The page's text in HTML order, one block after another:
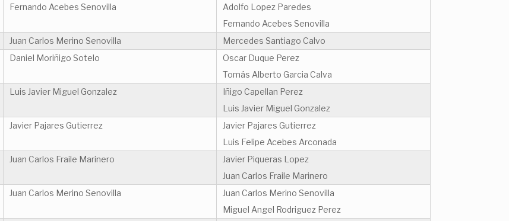
Fernando Acebes Senovilla
Adolfo Lopez Paredes
Fernando Acebes Senovilla
Juan Carlos Merino Senovilla
Mercedes Santiago Calvo
Daniel Moriñigo Sotelo
Oscar Duque Perez
Tomás Alberto Garcia Calva
Luis Javier Miguel Gonzalez
Iñigo Capellan Perez
Luis Javier Miguel Gonzalez
Javier Pajares Gutierrez
Javier Pajares Gutierrez
Luis Felipe Acebes Arconada
Juan Carlos Fraile Marinero
Javier Piqueras Lopez
Juan Carlos Fraile Marinero
Juan Carlos Merino Senovilla
Juan Carlos Merino Senovilla
Miguel Angel Rodriguez Perez